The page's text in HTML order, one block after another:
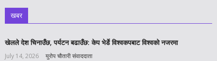
खबर
खेलले देश चिनाउँछ, पर्यटन बढाउँछ: केप भेर्डे विश्वकपबाट विश्वको नजरमा
July 14, 2026 युरोप चौतारी संवाददाता